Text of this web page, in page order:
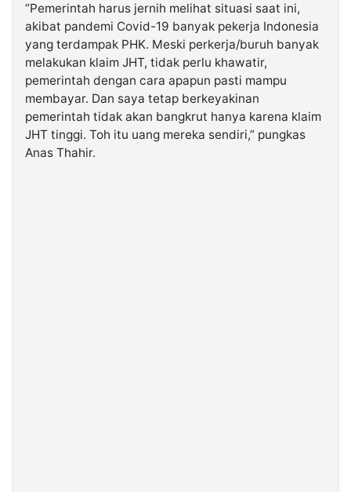
“Pemerintah harus jernih melihat situasi saat ini,
akibat pandemi Covid-19 banyak pekerja Indonesia
yang terdampak PHK. Meski perkerja/buruh banyak
melakukan klaim JHT, tidak perlu khawatir,
pemerintah dengan cara apapun pasti mampu
membayar. Dan saya tetap berkeyakinan
pemerintah tidak akan bangkrut hanya karena klaim
JHT tinggi. Toh itu uang mereka sendiri,” pungkas
Anas Thahir.